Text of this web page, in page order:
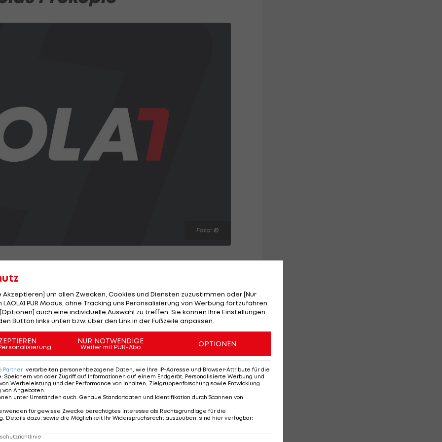
Foto: ©
Rapid-Mittelfeldspieler Boris Prokopic erleidet im
Dies ergibt eine am Sonntagabend erfolgte
Damit ist für den 24-Jährigen die Saison vorzeitig
bei der Wiener Austria bei einem Zweikampf gegen
in der 67. Minute mit der Trage vom Spielfeld
Akzeptieren] um allen Zwecken, Cookies und Diensten zuzustimmen oder [Nur
PUR Modus, ohne Tracking uns Peronsalisierung von Werbung fortzufahren.
auch eine individuelle Auswahl zu treffen. Sie können Ihre Einstellungen
Button links unten bzw. über den Link in der Fußzeile anpassen.
NUR NOTWENDIGE
Weiter mit PUR-Abo OPTIONEN
Partner verarbeiten personenbezogene Daten, wie Ihre IP-Adresse und Browser-Attribute für die
: Speichern von oder Zugriff auf Informationen auf einem Endgerät; Personalisierte Werbung und
Werbeleistung und der Performance von Inhalten, Zielgruppenforschung sowie Entwicklung
von Angeboten
unter Umständen auch: Genaue Standortdaten und Identifikation durch Scannen von
für gewisse Zwecke berechtigtes Interesse als Rechtsgrundlage für die
Details dazu, sowie die Möglichkeit Ihr Widerspruchsrecht auszuüben, sind hier verfügbar: